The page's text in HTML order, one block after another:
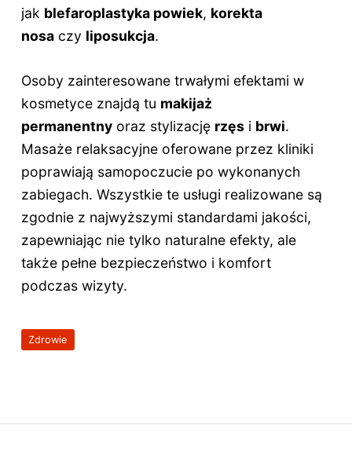
jak blefaroplastyka powiek, korekta
nosaczy liposukcja.
Osoby zainteresowane trwałymi efektami w
kosmetyce znajdą tu makijaż
permanentnyoraz stylizację rzęsi brwi.
Masaże relaksacyjne oferowane przez kliniki
poprawiają samopoczucie po wykonanych
zabiegach. Wszystkie te usługi realizowane są
zgodnie z najwyższymi standardami jakości,
zapewniając nie tylko naturalne efekty, ale
także pełne bezpieczeństwo i komfort
podczas wizyty.
Zdrowie